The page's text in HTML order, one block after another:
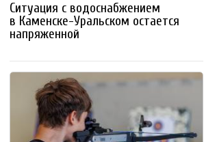
Ситуация с водоснабжением
в Каменске-Уральском остается
напряженной